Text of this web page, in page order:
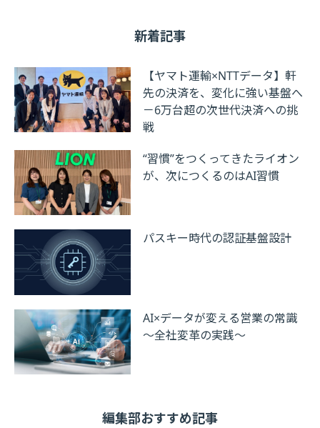
新着記事
【ヤマト運輸×NTTデータ】軒
先の決済を、変化に強い基盤へ
－6万台超の次世代決済への挑
戦
“習慣”をつくってきたライオン
が、次につくるのはAI習慣
パスキー時代の認証基盤設計
AI×データが変える営業の常識
～全社変革の実践～
編集部おすすめ記事